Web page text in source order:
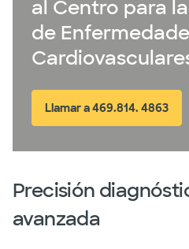
al Centro para
de
Llamar a 469.814. 4863
Precisión
avanzada